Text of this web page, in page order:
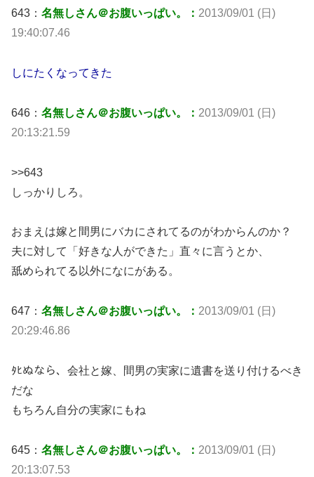
643： 名無しさん＠お腹いっぱい。： 2013/09/01 (日)
19:40:07.46
しにたくなってきた
646： 名無しさん＠お腹いっぱい。： 2013/09/01 (日)
20:13:21.59
>>643
しっかりしろ。
おまえは嫁と間男にバカにされてるのがわからんのか？
夫に対して「好きな人ができた」直々に言うとか、
舐められてる以外になにがある。
647： 名無しさん＠お腹いっぱい。： 2013/09/01 (日)
20:29:46.86
ﾀﾋぬなら、会社と嫁、間男の実家に遺書を送り付けるべき
だな
もちろん自分の実家にもね
645： 名無しさん＠お腹いっぱい。： 2013/09/01 (日)
20:13:07.53